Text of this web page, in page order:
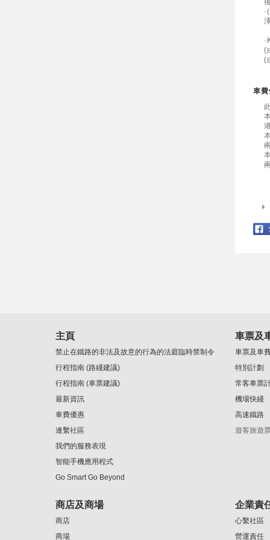
(
(
車
主頁
禁止在鐵路的非法及故意的行為的法庭臨時禁制令
行程指南 (路綫建議)
行程指南 (車票建議)
最新資訊
車費優惠
連繫社區
我們的服務表現
智能手機應用程式
Go Smart Go Beyond
車票及
車票及車
特別計劃
常客車票
機場快綫
高速鐵路
遊客旅遊
商店及商場
商店
商場
企業責
心繫社區
營運責任